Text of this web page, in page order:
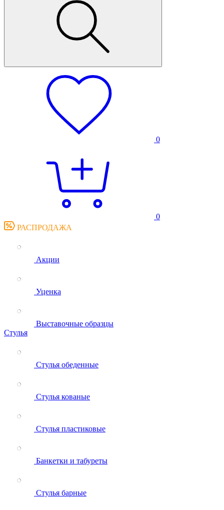
0
0
РАСПРОДАЖА
Акции
Уценка
Выставочные образцы
Стулья
Стулья обеденные
Стулья кованые
Стулья пластиковые
Банкетки и табуреты
Стулья барные